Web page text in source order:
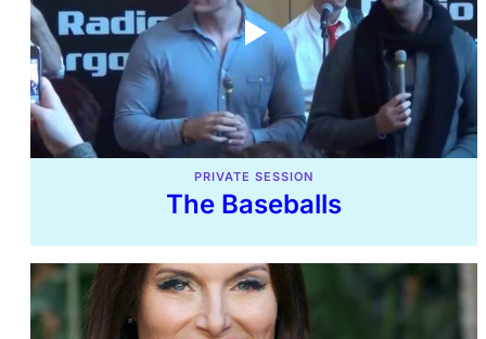
PRIVATE SESSION
The Baseballs